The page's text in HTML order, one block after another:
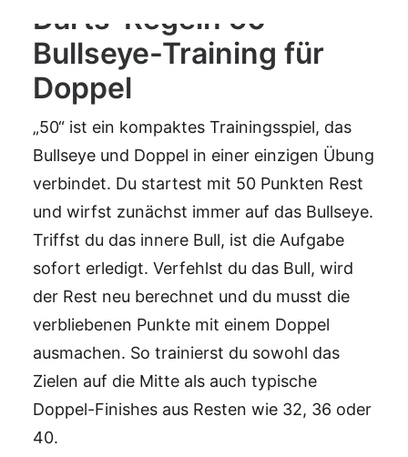
Darts-Regeln 50 -
Bullseye-Training für
Doppel
„50“ ist ein kompaktes Trainingsspiel, das
Bullseye und Doppel in einer einzigen Übung
verbindet. Du startest mit 50 Punkten Rest
und wirfst zunächst immer auf das Bullseye.
Triffst du das innere Bull, ist die Aufgabe
sofort erledigt. Verfehlst du das Bull, wird
der Rest neu berechnet und du musst die
verbliebenen Punkte mit einem Doppel
ausmachen. So trainierst du sowohl das
Zielen auf die Mitte als auch typische
Doppel-Finishes aus Resten wie 32, 36 oder
40.